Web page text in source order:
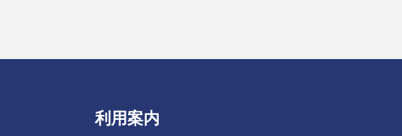
利用案内